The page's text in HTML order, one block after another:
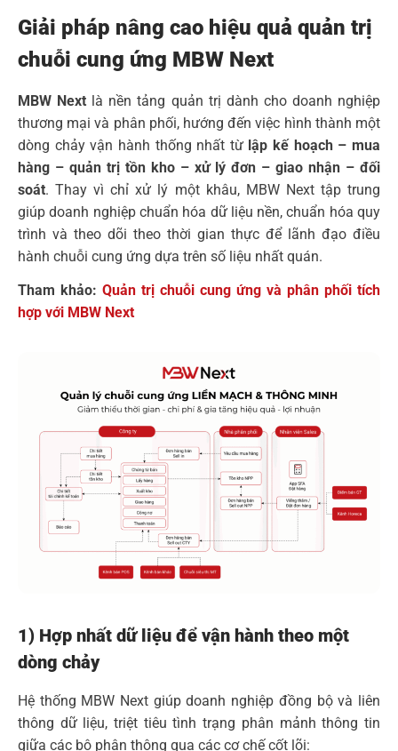
Giải pháp nâng cao hiệu quả quản trị
chuỗi cung ứng MBW Next
MBW Next là nền tảng quản trị dành cho doanh nghiệp
thương mại và phân phối, hướng đến việc hình thành một
dòng chảy vận hành thống nhất từ lập kế hoạch – mua
hàng – quản trị tồn kho – xử lý đơn – giao nhận – đối
soát. Thay vì chỉ xử lý một khâu, MBW Next tập trung
giúp doanh nghiệp chuẩn hóa dữ liệu nền, chuẩn hóa quy
trình và theo dõi theo thời gian thực để lãnh đạo điều
hành chuỗi cung ứng dựa trên số liệu nhất quán.
Tham khảo: Quản trị chuỗi cung ứng và phân phối tích
hợp với MBW Next
1) Hợp nhất dữ liệu để vận hành theo một
dòng chảy
Hệ thống MBW Next giúp doanh nghiệp đồng bộ và liên
thông dữ liệu, triệt tiêu tình trạng phân mảnh thông tin
giữa các bộ phận thông qua các cơ chế cốt lõi: